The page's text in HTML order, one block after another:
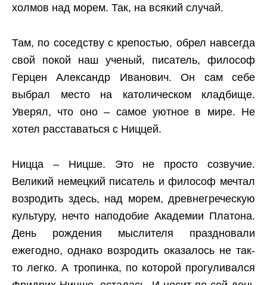
холмов над морем. Так, на всякий случай.
Там, по соседству с крепостью, обрел навсегда
свой покой наш ученый, писатель, философ
Герцен Александр Иванович. Он сам себе
выбрал место на католическом кладбище.
Уверял, что оно – самое уютное в мире. Не
хотел расставаться с Ниццей.
Ницца – Ницше. Это не просто созвучие.
Великий немецкий писатель и философ мечтал
возродить здесь, над морем, древнегреческую
культуру, нечто наподобие Академии Платона.
День рождения мыслителя праздновали
ежегодно, однако возродить оказалось не так-
то легко. А тропинка, по которой прогуливался